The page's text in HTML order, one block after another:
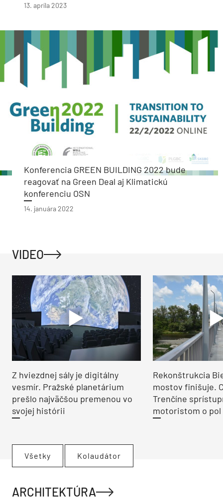
13. apríla 2023
Konferencia GREEN BUILDING 2022 bude
reagovať na Green Deal aj Klimatickú
konferenciu OSN
14. januára 2022
VIDEO
Z hviezdnej sály je digitálny
vesmír. Pražské planetárium
prešlo najväčšou premenou vo
svojej histórii
Rekonštrukcia
mostov finišuje.
Trenčíne
motoristom o pol
Všetky Kolaudátor
ARCHITEKTÚRA